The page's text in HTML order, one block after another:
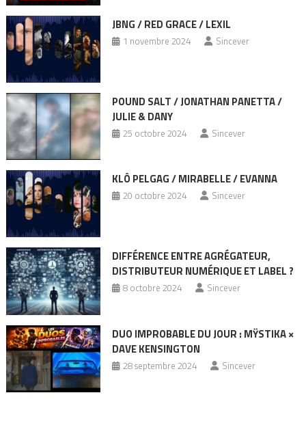
JBNG / RED GRACE / LEXIL
1 novembre 2024 Sincever
POUND SALT / JONATHAN PANETTA /
JULIE & DANY
25 octobre 2024 Sincever
KLÔ PELGAG / MIRABELLE / EVANNA
20 octobre 2024 Sincever
DIFFÉRENCE ENTRE AGRÉGATEUR,
DISTRIBUTEUR NUMÉRIQUE ET LABEL ?
8 octobre 2024 Sincever
DUO IMPROBABLE DU JOUR : MŸSTIKA ×
DAVE KENSINGTON
28 septembre 2024 Sincever